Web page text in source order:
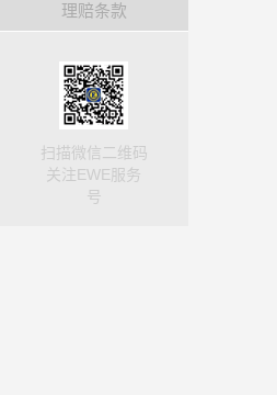
理赔条款
扫描微信二维码
关注EWE服务
号